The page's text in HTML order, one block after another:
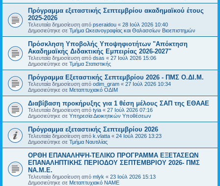
Πρόγραμμα εξεταστικής Σεπτεμβρίου ακαδημαϊκού έτους
2025-2026
Τελευταία δημοσίευση από pseraidou « 28 Ιούλ 2026 10:40
Δημοσιεύτηκε σε Τμήμα Ωκεανογραφίας και Θαλασσίων Βιοεπιστημών
Πρόσκληση Υποβολής Υποψηφιοτήτων "Απόκτηση
Ακαδημαϊκής Διδακτικής Εμπειρίας 2026-2027"
Τελευταία δημοσίευση από dsas « 27 Ιούλ 2026 15:06
Δημοσιεύτηκε σε Τμήμα Στατιστικής
Πρόγραμμα Εξεταστικής Σεπτεμβρίου 2026 - ΠΜΣ Ο.ΔΙ.Μ.
Τελευταία δημοσίευση από odim_gram « 27 Ιούλ 2026 10:34
Δημοσιεύτηκε σε Μεταπτυχιακό ΟΔΙΜ
Διαβίβαση προκήρυξης για 1 θέση μέλους ΣΑΠ της ΕΘΑΑΕ
Τελευταία δημοσίευση από tyia « 27 Ιούλ 2026 07:16
Δημοσιεύτηκε σε Υπηρεσία Διοικητικών Υποθέσεων
Πρόγραμμα εξεταστικής Σεπτεμβρίου 2026
Τελευταία δημοσίευση από k.vlatta « 24 Ιούλ 2026 13:23
Δημοσιεύτηκε σε Τμήμα Ναυτιλίας
ΟΡΘΗ ΕΠΑΝΑΛΗΨΗ-ΤΕΛΙΚΟ ΠΡΟΓΡΑΜΜΑ ΕΞΕΤΑΣΕΩΝ
ΕΠΑΝΑΛΗΠΤΙΚΗΣ ΠΕΡΙΟΔΟΥ ΣΕΠΤΕΜΒΡΙΟΥ 2026- ΠΜΣ
ΝΑ.Μ.Ε.
Τελευταία δημοσίευση από mlyk « 23 Ιούλ 2026 15:13
Δημοσιεύτηκε σε Μεταπτυχιακό ΝΑΜΕ